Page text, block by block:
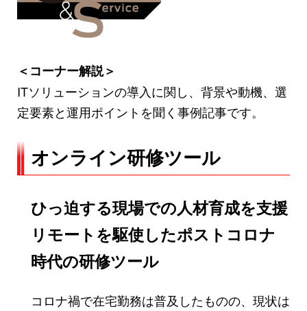
＜コーナー解説＞
ITソリューションの導入に関し、背景や動機、選
定要素と運用ポイントを聞く事例記事です。
オンライン研修ツール
ひっ迫する現場での人材育成を支援
リモートを駆使したポストコロナ
時代の研修ツール
コロナ禍で在宅勤務は普及したものの、現状は